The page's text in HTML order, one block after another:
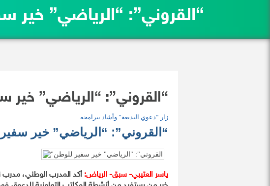
“القروني”: “الرياضي” خير
“القروني”: “الرياضي” خير
زار “دعوي البديعة” وأشاد ببرامجه
“القروني”: “الرياضي” خير
ياسر العتيبي- سبق- الرياض: أكد المدرب الوطني، مدرب